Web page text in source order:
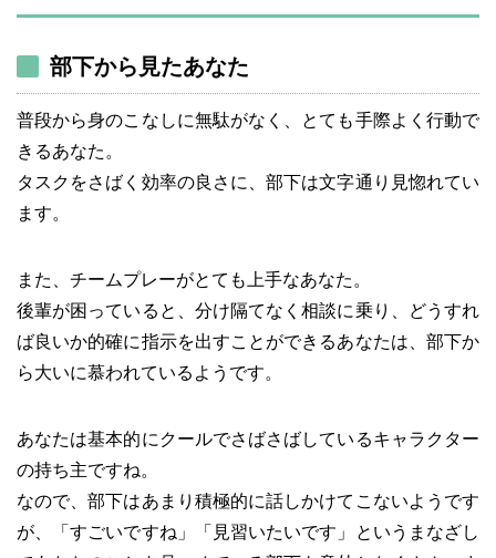
部下から見たあなた
普段から身のこなしに無駄がなく、とても手際よく行動で
きるあなた。
タスクをさばく効率の良さに、部下は文字通り見惚れてい
ます。
また、チームプレーがとても上手なあなた。
後輩が困っていると、分け隔てなく相談に乗り、どうすれ
ば良いか的確に指示を出すことができるあなたは、部下か
ら大いに慕われているようです。
あなたは基本的にクールでさばさばしているキャラクター
の持ち主ですね。
なので、部下はあまり積極的に話しかけてこないようです
が、「すごいですね」「見習いたいです」というまなざし